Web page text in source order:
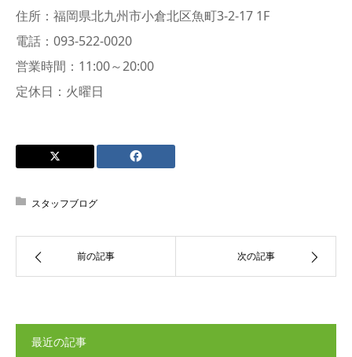
住所：福岡県北九州市小倉北区魚町3-2-17 1F
電話：093-522-0020
営業時間：11:00～20:00
定休日：火曜日
スタッフブログ
前の記事 次の記事
最近の記事